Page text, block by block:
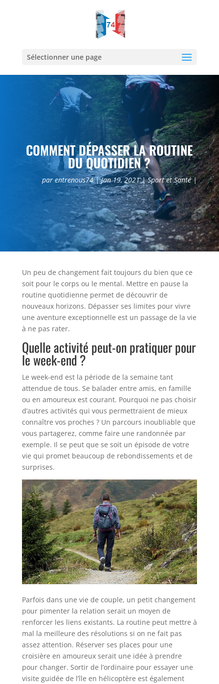
Sélectionner une page
COMMENT DÉPASSER LA ROUTINE
DU QUOTIDIEN ?
parentrenous74 Jan 19, 2021 Sport et Santé
Un peu de changement fait toujours du bien que ce
soit pour le corps ou le mental. Mettre en pause la
routine quotidienne permet de découvrir de
nouveaux horizons. Dépasser ses limites pour vivre
une aventure exceptionnelle est un passage de la vie
à ne pas rater.
Quelle activité peut-on pratiquer pour
le week-end ?
Le week-end est la période de la semaine tant
attendue de tous. Se balader entre amis, en famille
ou en amoureux est courant. Pourquoi ne pas choisir
d’autres activités qui vous permettraient de mieux
connaître vos proches ? Un parcours inoubliable que
vous partagerez, comme faire une randonnée par
exemple. Il se peut que se soit un épisode de votre
vie qui promet beaucoup de rebondissements et de
surprises.
Parfois dans une vie de couple, un petit changement
pour pimenter la relation serait un moyen de
renforcer les liens existants. La routine peut mettre à
mal la meilleure des résolutions si on ne fait pas
assez attention. Réserver ses places pour une
croisière en amoureux serait une idée à prendre
pour changer. Sortir de l’ordinaire pour essayer une
visite guidée de l’île en hélicoptère est également